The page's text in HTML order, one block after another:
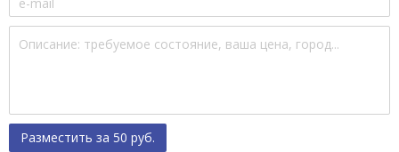
Разместить за 50 руб.